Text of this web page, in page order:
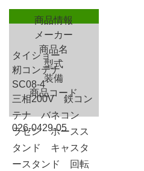
商品情報
メーカー
タイショー
商品名
籾コンテナ
型式
SC08-4
装備
三相200V 鉄コン
テナ バネコン
ラセン ホースス
タンド キャスタ
ースタンド 回転
商品コード
026-0429-05